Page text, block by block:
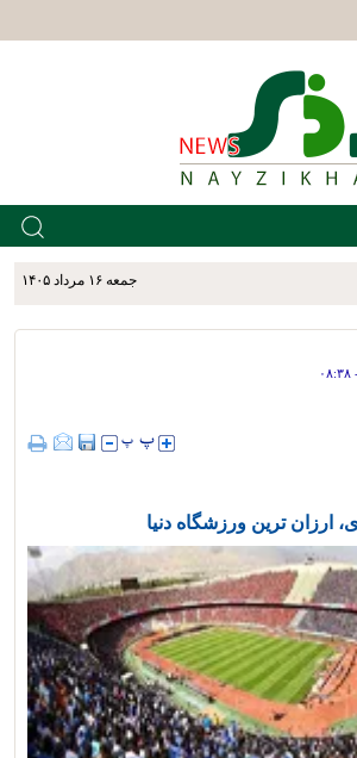
جمعه ۱۶ مرداد ۱۴۰۵
ارزان ترین ورزشگاه دنیا